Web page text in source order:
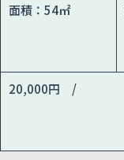
面積：54㎡
20,000円 /